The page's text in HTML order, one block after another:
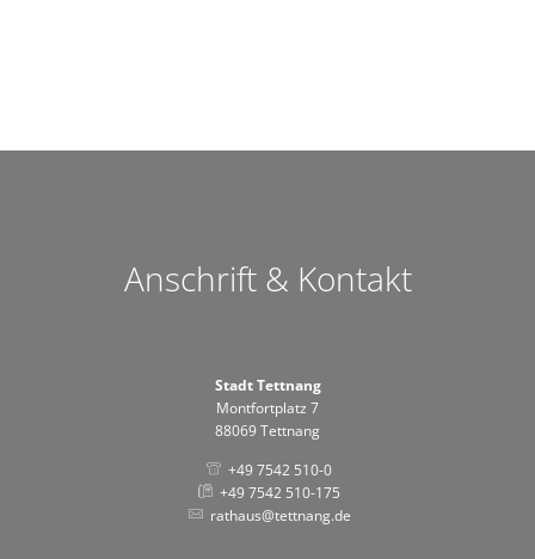
Anschrift & Kontakt
Stadt Tettnang
Montfortplatz 7
88069 Tettnang
+49 7542 510-0
+49 7542 510-175
rathaus@tettnang.de